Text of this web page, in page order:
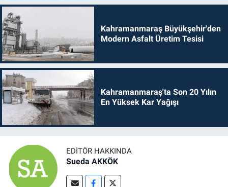
Kahramanmaraş Büyükşehir'den
Modern Asfalt Üretim Tesisi
Kahramanmaraş'ta Son 20 Yılın
En Yüksek Kar Yağışı
EDITÖR HAKKINDA
Sueda AKKÖK